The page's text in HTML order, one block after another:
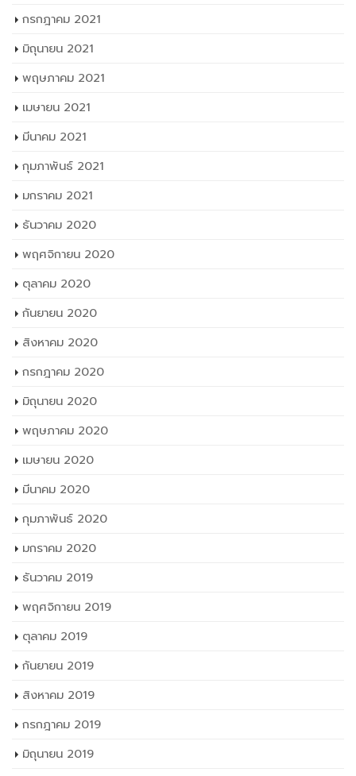
กรกฎาคม 2021
มิถุนายน 2021
พฤษภาคม 2021
เมษายน 2021
มีนาคม 2021
กุมภาพันธ์ 2021
มกราคม 2021
ธันวาคม 2020
พฤศจิกายน 2020
ตุลาคม 2020
กันยายน 2020
สิงหาคม 2020
กรกฎาคม 2020
มิถุนายน 2020
พฤษภาคม 2020
เมษายน 2020
มีนาคม 2020
กุมภาพันธ์ 2020
มกราคม 2020
ธันวาคม 2019
พฤศจิกายน 2019
ตุลาคม 2019
กันยายน 2019
สิงหาคม 2019
กรกฎาคม 2019
มิถุนายน 2019